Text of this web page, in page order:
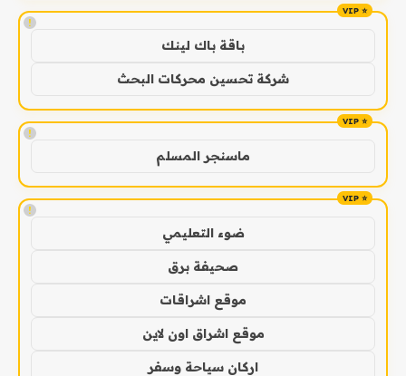
!
باقة باك لينك
شركة تحسين محركات البحث
!
ماسنجر المسلم
!
ضوء التعليمي
صحيفة برق
موقع اشراقات
موقع اشراق اون لاين
اركان سياحة وسفر